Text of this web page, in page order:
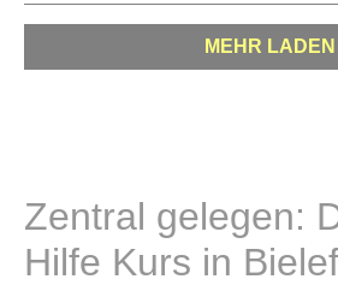
MEHR LADEN
Zentral gelegen:
Hilfe Kurs in